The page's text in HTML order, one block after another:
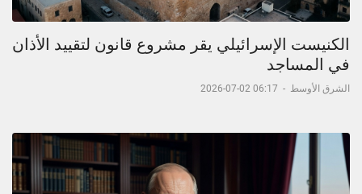
الكنيست الإسرائيلي يقر مشروع قانون لتقييد الأذان
في المساجد
الشرق الأوسط -
06:17 02-07-2026